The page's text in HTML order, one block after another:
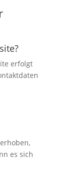
erfolgt
es sich